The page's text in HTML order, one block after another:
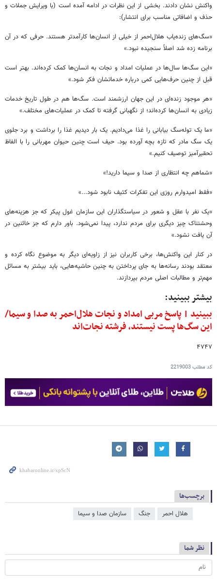
واکنش نشان دادند. بخشی از این نظرات در ادامه آمده است (با ویرایش جملات و
حذف و اضافاتی مناسب برای انتشار):
«سگ‌های زنده‌یاب هلال‌احمر از خیلی از انسان‌ها کارآمدتر هستند. حرفی که در آن
برنامه زده شد اصلاً سنجیده نبود.»
«این سگ‌ها سال‌ها در عملیات امداد و نجات به انسان‌ها کمک کرده‌اند. بهتر است
قبل از چنین حرف‌هایی کمی درباره خدماتشان فکر شود.»
«هر موجود زنده‌ای در این جهان ارزشمند است. سگ‌ها هم در طول تاریخ خدمات
زیادی به انسان‌ها کرده‌اند؛ از نگهبانی گرفته تا کمک در عملیات‌های مختلف.»
«ما یک توله‌سگ بیابانی را غذا می‌دادیم. یک بار دیدیم غذا را برداشت و برد جلوی
یک سگ مادر که تازه بچه آورده بود. حیف است چنین حیوان مهربانی را با الفاظ
تحقیرآمیز توصیف کنیم.»
«شماهم چه انتظاری از صدا و سیما دارید!»
«فقط امیدوارم روزی این تفکرات کثیف نابود شود...»
«یک نفر با عقل و شعور در سیاستگذاران این سازمان غول پیکر که جز هزینه‌های
وحشتناک چیز دیگری برای مردم ندارد، پیدا نمی‌شود. باور دارم که جز خائنین در
آن یافت نشود.»
در کنار این واکنش‌ها، برخی کاربران نیز از زاویه‌ای دیگر به موضوع نگاه کرده و
معتقد بودند رسانه‌ها به جای پرداختن به چنین حاشیه‌هایی، باید بیشتر به مسائل
مهم‌تر و مطالبات اصلی مردم بپردازند.
بیشتر ببینید:
ببینید | پاسخ مربی امداد و نجات هلال‌احمر به صدا و سیما/
این سگ‌ها پست نیستند، فرشته نجات‌اند
۴۷۴۷
کد مطلب2219003
برچسب‌ها
هلال احمر جنگ سازمان صدا و سیما
نظر شما